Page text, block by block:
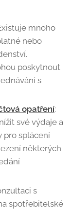
mnoho
nebo
poskytnout
s
opatření:
své výdaje a
pro splácení
některých
s
spotřebitelské